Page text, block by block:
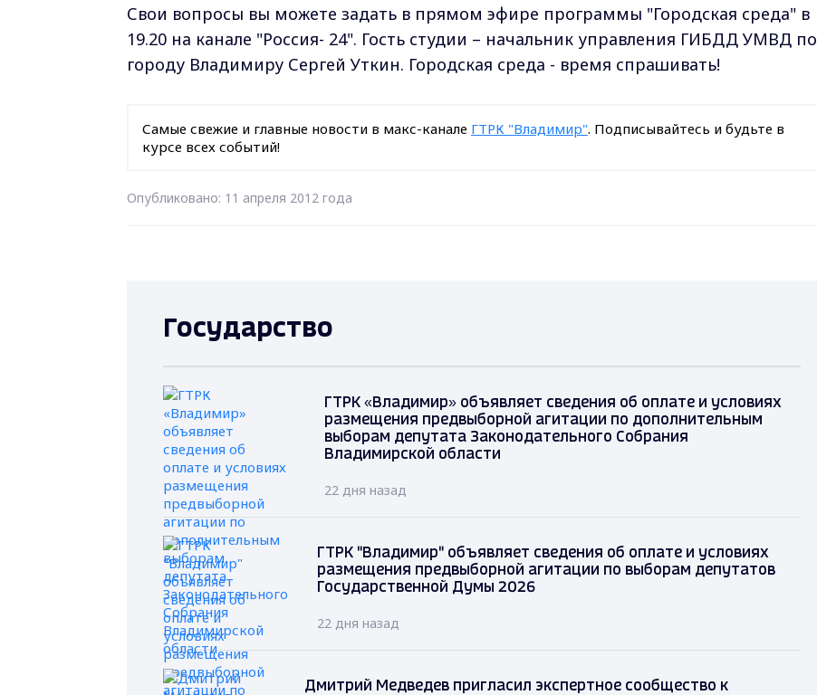
Свои вопросы вы можете задать в прямом эфире программы "Городская среда" в
19.20 на канале "Россия- 24". Гость студии – начальник управления ГИБДД УМВД по
городу Владимиру Сергей Уткин. Городская среда - время спрашивать!
Самые свежие и главные новости в макс-канале ГТРК "Владимир". Подписывайтесь и будьте в
курсе всех событий!
Опубликовано: 11 апреля 2012 года
Государство
ГТРК «Владимир» объявляет сведения об оплате и условиях
размещения предвыборной агитации по дополнительным
выборам депутата Законодательного Собрания
Владимирской области
22 дня назад
ГТРК "Владимир" объявляет сведения об оплате и условиях
размещения предвыборной агитации по выборам депутатов
Государственной Думы 2026
22 дня назад
Дмитрий Медведев пригласил экспертное сообщество к